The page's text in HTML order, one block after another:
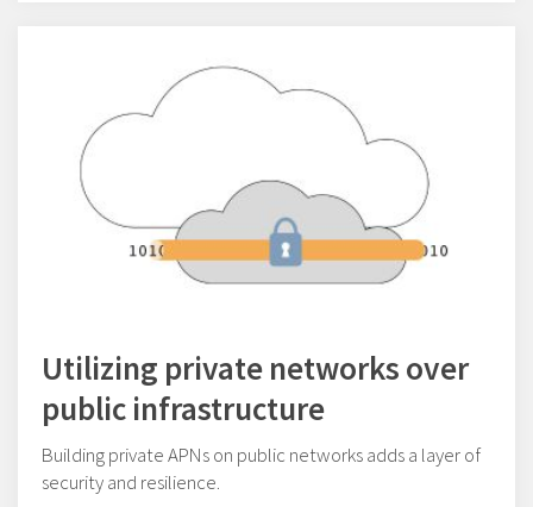
Utilizing private networks over
public infrastructure
Building private APNs on public networks adds a layer of
security and resilience.